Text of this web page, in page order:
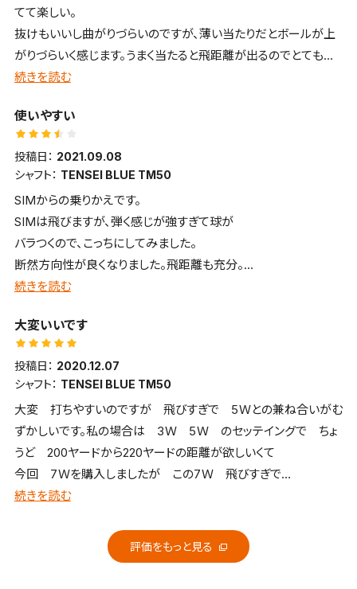
てて楽しい。
抜けもいいし曲がりづらいのですが、薄い当たりだとボールが上
がりづらいく感じます。うまく当たると飛距離が出るのでとても気
に入りました。
続きを読む
使いやすい
投稿日： 2021.09.08
シャフト： TENSEI BLUE TM50
SIMからの乗りかえです。
SIMは飛びますが、弾く感じが強すぎて球が
バラつくので、こっちにしてみました。
断然方向性が良くなりました。飛距離も充分。
個人的にはFWはチタンでなくても良いと思いました。
続きを読む
大変いいです
投稿日： 2020.12.07
シャフト： TENSEI BLUE TM50
大変 打ちやすいのですが 飛びすぎで 5Ｗとの兼ね合いがむ
ずかしいです。私の場合は 3Ｗ 5Ｗ のセッテイングで ちょ
うど 200ヤードから220ヤードの距離が欲しいくて
今回 7Ｗを購入しましたが この7Ｗ 飛びすぎで
230ヤードぐらい打ててしまうので 5Ｗとの調整が必要です
続きを読む
評価をもっと見る